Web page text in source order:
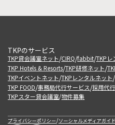
TKPのサービス
TKP貸会議室ネット/CIRQ/fabbit/TKPレ
TKP Hotels & Resorts/TKP研修ネット/
TKPイベントネット/TKPレンタルネット/
TKP FOOD/事務局代行サービス/採用代
TKPスター貸会議室/物件募集
プライバシーポリシー/ソーシャルメディアガイ